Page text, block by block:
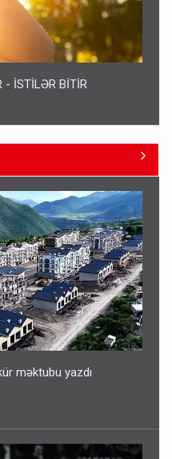
- İSTİLƏR BİTİR
qaçdı
məktubu yazdı